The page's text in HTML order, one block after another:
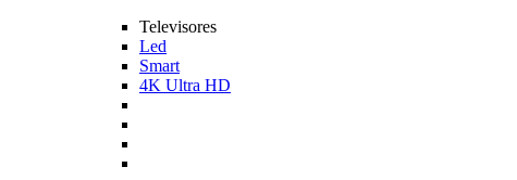
Televisores
Led
Smart
4K Ultra HD